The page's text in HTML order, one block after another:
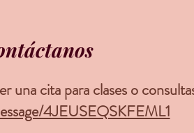
una cita para clases o
4JEUSEQSKFEML1